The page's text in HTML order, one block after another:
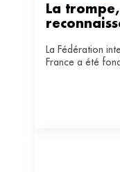
La
La Fédération
France a été